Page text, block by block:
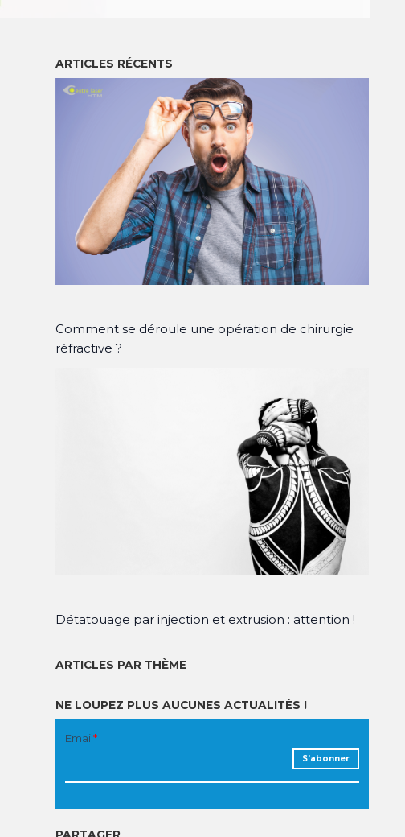
ARTICLES RÉCENTS
Comment se déroule une opération de chirurgie
réfractive ?
Détatouage par injection et extrusion : attention !
ARTICLES PAR THÈME
NE LOUPEZ PLUS AUCUNES ACTUALITÉS !
Email*